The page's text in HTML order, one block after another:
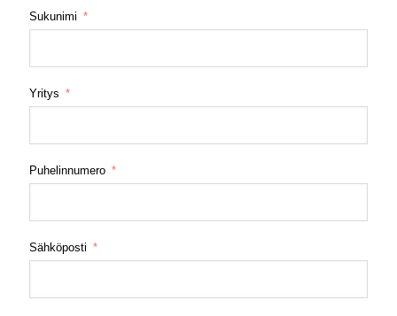
Sukunimi
Yritys
Puhelinnumero
Sähköposti